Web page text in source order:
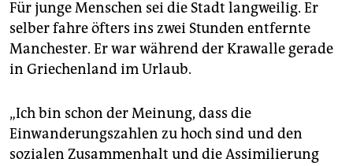
Für junge Menschen sei die Stadt langweilig. Er
selber fahre öfters ins zwei Stunden entfernte
Manchester. Er war während der Krawalle gerade
in Griechenland im Urlaub.
„Ich bin schon der Meinung, dass die
Einwanderungszahlen zu hoch sind und den
sozialen Zusammenhalt und die Assimilierung